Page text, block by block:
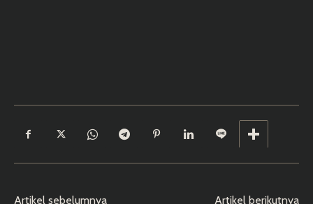
Artikel sebelumnya Artikel berikutnya